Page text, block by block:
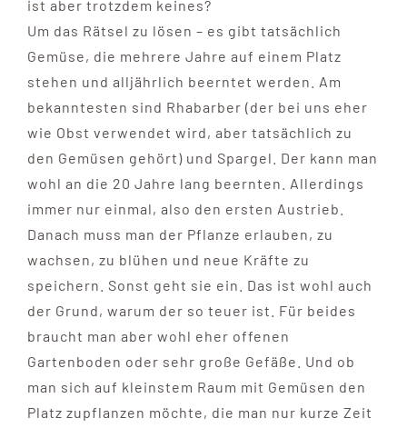
ist aber trotzdem keines?
Um das Rätsel zu lösen – es gibt tatsächlich
Gemüse, die mehrere Jahre auf einem Platz
stehen und alljährlich beerntet werden. Am
bekanntesten sind Rhabarber (der bei uns eher
wie Obst verwendet wird, aber tatsächlich zu
den Gemüsen gehört) und Spargel. Der kann man
wohl an die 20 Jahre lang beernten. Allerdings
immer nur einmal, also den ersten Austrieb.
Danach muss man der Pflanze erlauben, zu
wachsen, zu blühen und neue Kräfte zu
speichern. Sonst geht sie ein. Das ist wohl auch
der Grund, warum der so teuer ist. Für beides
braucht man aber wohl eher offenen
Gartenboden oder sehr große Gefäße. Und ob
man sich auf kleinstem Raum mit Gemüsen den
Platz zupflanzen möchte, die man nur kurze Zeit